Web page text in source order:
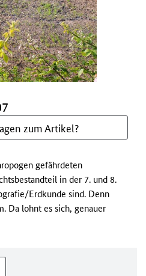
zum Artikel?
gefährdeten
in der 7. und 8.
Erdkunde sind. Denn
Da lohnt es sich, genauer